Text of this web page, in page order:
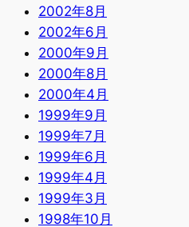
2002年8月
2002年6月
2000年9月
2000年8月
2000年4月
1999年9月
1999年7月
1999年6月
1999年4月
1999年3月
1998年10月